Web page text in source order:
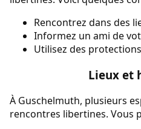
Rencontrez dans des
Informez un ami de
Utilisez des
Lieux et
À Guschelmuth, plusieurs
rencontres libertines. Vous